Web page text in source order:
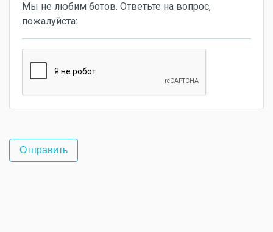
Мы не любим ботов. Ответьте на вопрос,
пожалуйста: